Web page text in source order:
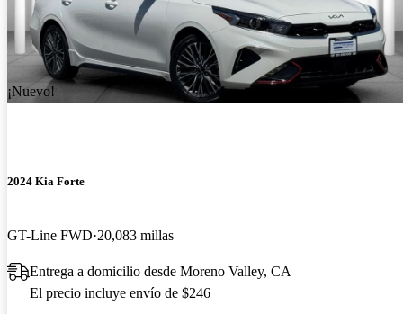
¡Nuevo!
2024 Kia Forte
GT-Line FWD 20,083 millas
Entrega a domicilio desde Moreno Valley, CA
El precio incluye envío de $246